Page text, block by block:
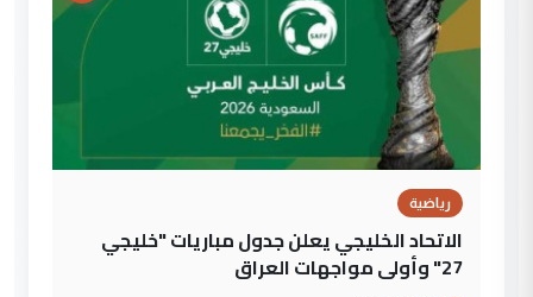
رياضية
الاتحاد الخليجي يعلن جدول مباريات "خليجي
27" وأولى مواجهات العراق